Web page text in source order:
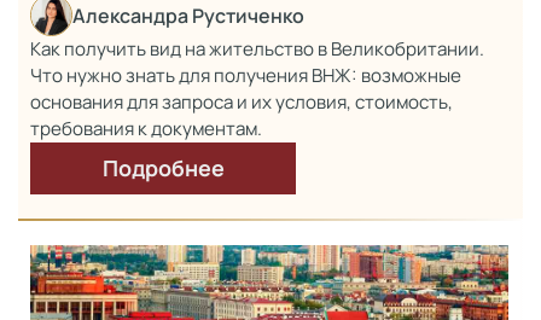
Александра Рустиченко
Как получить вид на жительство в Великобритании.
Что нужно знать для получения ВНЖ: возможные
основания для запроса и их условия, стоимость,
требования к документам.
Подробнее